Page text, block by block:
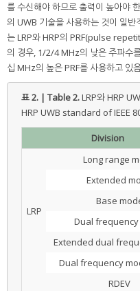
를 수신해야 하므로 출력이 높아야
의 UWB 기술을 사용하는 것이 일반
는 LRP와 HRP의 PRF(pulse
의 경우, 1/2/4 MHz의 낮은 주파수
십 MHz의 높은 PRF를 사용하고 있
표 2. | Table 2.LRP와 HRP
HRP UWB standard of IEEE
Division
LRP
Long range
Extended
Base
Dual
Extended dual
Dual frequency
RDEV